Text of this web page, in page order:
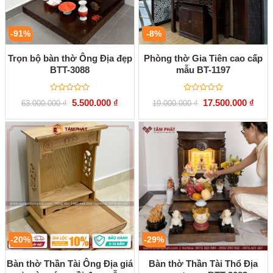
-91%
Trọn bộ bàn thờ Ông Địa đẹp
BTT-3088
Được
xếp
0
5
sao
63.000.000₫ Giá
gốc
là:
63.000.000 ₫.
5.500.000 ₫
tại
là:
5.500.000 ₫.
-8%
Phòng thờ Gia Tiên cao cấp
mẫu BT-1197
Được
xếp
0
5
sao
19.000.000₫
Giá
gốc
là:
19.000.000 ₫.
17.500.000 ₫
tại
là:
-20%
Bàn thờ Thần Tài Ông Địa giá
-29%
Bàn thờ Thần Tài Thổ Địa